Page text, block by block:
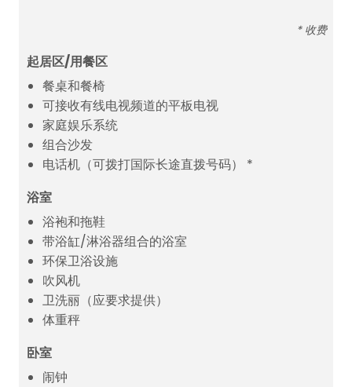
* 收费
起居区/用餐区
餐桌和餐椅
可接收有线电视频道的平板电视
家庭娱乐系统
组合沙发
电话机（可拨打国际长途直拨号码） *
浴室
浴袍和拖鞋
带浴缸/淋浴器组合的浴室
环保卫浴设施
吹风机
卫洗丽（应要求提供）
体重秤
卧室
闹钟